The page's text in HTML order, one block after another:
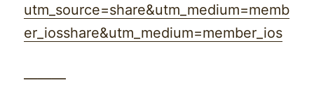
utm_source=share&utm_medium=memb
er_iosshare&utm_medium=member_ios
———